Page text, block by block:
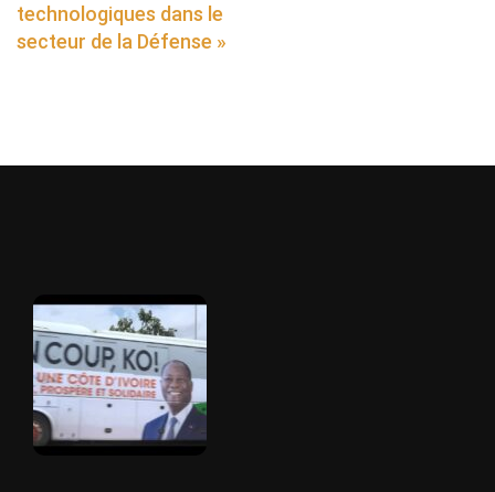
technologiques dans le
secteur de la Défense »